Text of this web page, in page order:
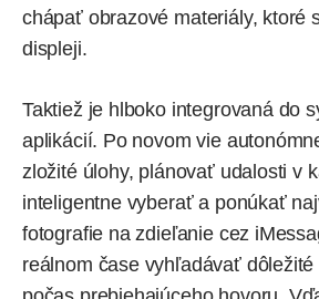
chápať obrazové materiály, ktoré
displeji.
Taktiež je hlboko integrovaná do
aplikácií. Po novom vie
zložité úlohy, plánovať udalosti v
inteligentne vyberať a ponúkať
fotografie na zdieľanie cez
reálnom čase vyhľadávať